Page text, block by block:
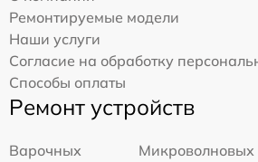
Ремонтируемые модели
Наши услуги
Согласие на обработку
Способы оплаты
Ремонт устройств
Варочных
Микроволновых